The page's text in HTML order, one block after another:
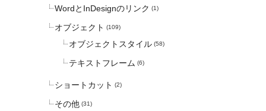
WordとInDesignのリンク (1)
オブジェクト (109)
オブジェクトスタイル (58)
テキストフレーム (6)
ショートカット (2)
その他 (31)